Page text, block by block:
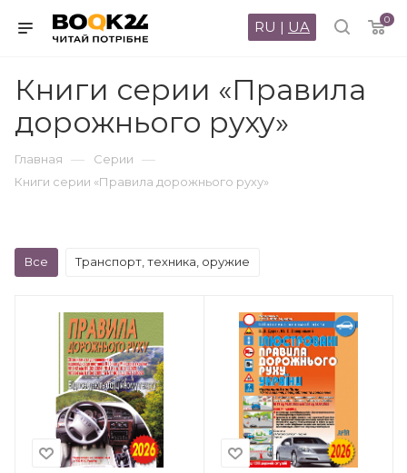
0
RU | UA
Книги серии «Правила
дорожнього руху»
Главная — Серии —
Книги серии «Правила дорожнього руху»
Все Транспорт, техника, оружие